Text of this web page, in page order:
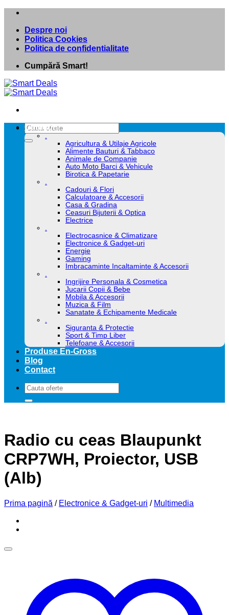
Skip
contentDespre noi
Politica Cookies
Politica de confidentialitate
Cumpără Smart!
Caută
după:
Categorii
.
Agricultura & Utilaje Agricole
Alimente Bauturi & Tabbaco
Animale de Companie
Auto Moto Barci & Vehicule
Birotica & Papetarie
.
Cadouri & Flori
Calculatoare & Accesorii
Casa & Gradina
Ceasuri Bijuterii & Optica
Electrice
.
Electrocasnice & Climatizare
Electronice & Gadget-uri
Energie
Gaming
Imbracaminte Incaltaminte & Accesorii
.
Ingrijire Personala & Cosmetica
Jucarii Copii & Bebe
Mobila & Accesorii
Muzica & Film
Sanatate & Echipamente Medicale
.
Siguranta & Protectie
Sport & Timp Liber
Telefoane & Accesorii
Produse En-Gross
Blog
Contact
Caută
după:
Radio cu ceas Blaupunkt
CRP7WH, Proiector, USB
(Alb)
Prima pagină / Electronice & Gadget-uri / Multimedia